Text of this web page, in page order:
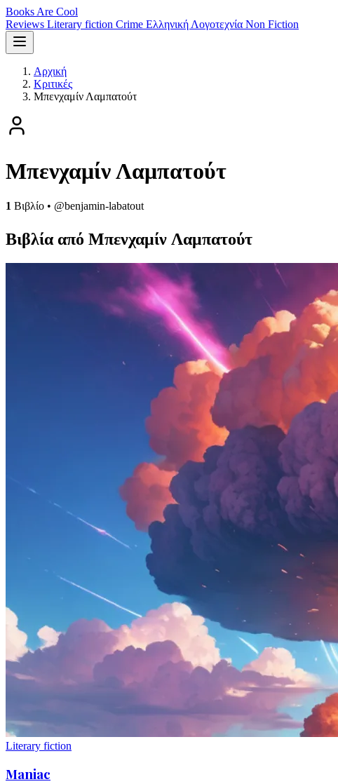
Books Are Cool
Reviews Literary fiction Crime Ελληνική Λογοτεχνία Non Fiction
Αρχική
Κριτικές
Μπενχαμίν Λαμπατούτ
Μπενχαμίν Λαμπατούτ
1 Βιβλίο • @benjamin-labatout
Βιβλία από Μπενχαμίν Λαμπατούτ
Literary fiction
Maniac